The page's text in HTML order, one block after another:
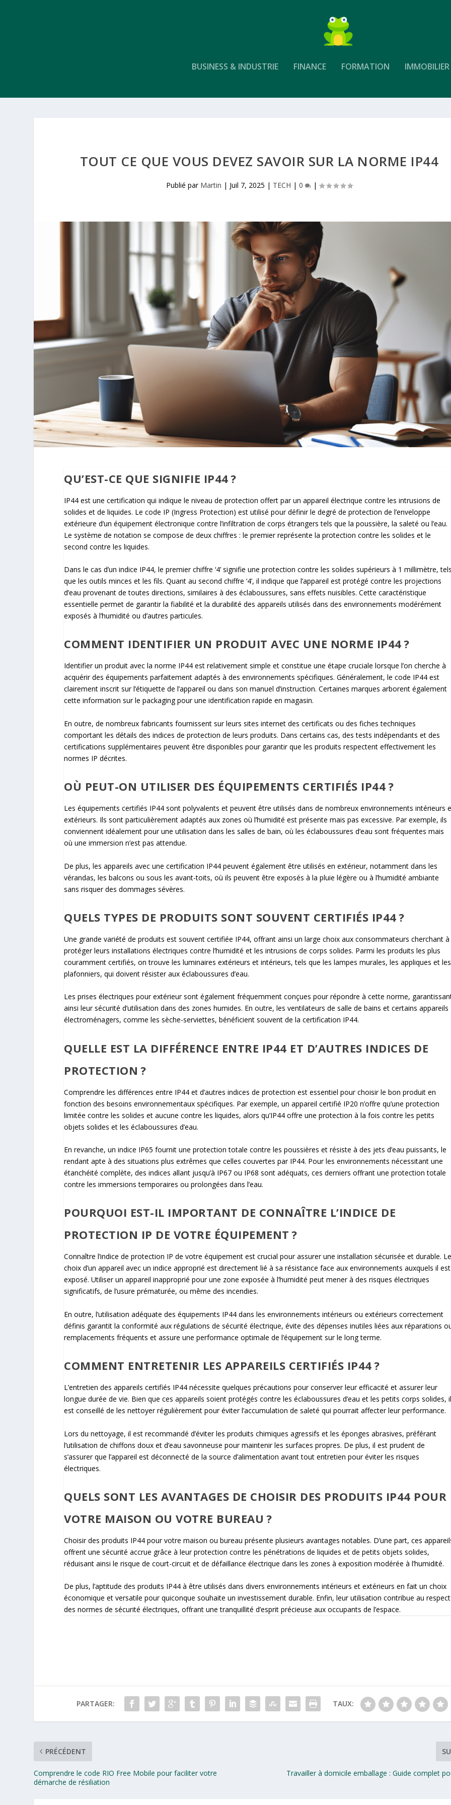
BUSINESS & INDUSTRIE FINANCE FORMATION IMMOBILIER
TOUT CE QUE VOUS DEVEZ SAVOIR SUR LA NORME IP44
Publié par Martin | Juil 7, 2025 | TECH | 0 |
QU’EST-CE QUE SIGNIFIE IP44 ?
IP44 est une certification qui indique le niveau de protection offert par un appareil électrique contre les intrusions de
solides et de liquides. Le code IP (Ingress Protection) est utilisé pour définir le degré de protection de l’enveloppe
extérieure d’un équipement électronique contre l’infiltration de corps étrangers tels que la poussière, la saleté ou l’eau.
Le système de notation se compose de deux chiffres : le premier représente la protection contre les solides et le
second contre les liquides.
Dans le cas d’un indice IP44, le premier chiffre ‘4’ signifie une protection contre les solides supérieurs à 1 millimètre,
que les outils minces et les fils. Quant au second chiffre ‘4’, il indique que l’appareil est protégé contre les projections
d’eau provenant de toutes directions, similaires à des éclaboussures, sans effets nuisibles. Cette caractéristique
essentielle permet de garantir la fiabilité et la durabilité des appareils utilisés dans des environnements modérément
exposés à l’humidité ou d’autres particules.
COMMENT IDENTIFIER UN PRODUIT AVEC UNE NORME IP44 ?
Identifier un produit avec la norme IP44 est relativement simple et constitue une étape cruciale lorsque l’on cherche à
acquérir des équipements parfaitement adaptés à des environnements spécifiques. Généralement, le code IP44 est
clairement inscrit sur l’étiquette de l’appareil ou dans son manuel d’instruction. Certaines marques arborent également
cette information sur le packaging pour une identification rapide en magasin.
En outre, de nombreux fabricants fournissent sur leurs sites internet des certificats ou des fiches techniques
comportant les détails des indices de protection de leurs produits. Dans certains cas, des tests indépendants et des
certifications supplémentaires peuvent être disponibles pour garantir que les produits respectent effectivement les
normes IP décrites.
OÙ PEUT-ON UTILISER DES ÉQUIPEMENTS CERTIFIÉS IP44 ?
Les équipements certifiés IP44 sont polyvalents et peuvent être utilisés dans de nombreux environnements intérieurs
extérieurs. Ils sont particulièrement adaptés aux zones où l’humidité est présente mais pas excessive. Par exemple, ils
conviennent idéalement pour une utilisation dans les salles de bain, où les éclaboussures d’eau sont fréquentes mais
où une immersion n’est pas attendue.
De plus, les appareils avec une certification IP44 peuvent également être utilisés en extérieur, notamment dans les
vérandas, les balcons ou sous les avant-toits, où ils peuvent être exposés à la pluie légère ou à l’humidité ambiante
sans risquer des dommages sévères.
QUELS TYPES DE PRODUITS SONT SOUVENT CERTIFIÉS IP44 ?
Une grande variété de produits est souvent certifiée IP44, offrant ainsi un large choix aux consommateurs cherchant à
protéger leurs installations électriques contre l’humidité et les intrusions de corps solides. Parmi les produits les plus
couramment certifiés, on trouve les luminaires extérieurs et intérieurs, tels que les lampes murales, les appliques et les
plafonniers, qui doivent résister aux éclaboussures d’eau.
Les prises électriques pour extérieur sont également fréquemment conçues pour répondre à cette norme,
ainsi leur sécurité d’utilisation dans des zones humides. En outre, les ventilateurs de salle de bains et certains appareils
électroménagers, comme les sèche-serviettes, bénéficient souvent de la certification IP44.
QUELLE EST LA DIFFÉRENCE ENTRE IP44 ET D’AUTRES INDICES DE
PROTECTION ?
Comprendre les différences entre IP44 et d’autres indices de protection est essentiel pour choisir le bon produit en
fonction des besoins environnementaux spécifiques. Par exemple, un appareil certifié IP20 n’offre qu’une protection
limitée contre les solides et aucune contre les liquides, alors qu’IP44 offre une protection à la fois contre les petits
objets solides et les éclaboussures d’eau.
En revanche, un indice IP65 fournit une protection totale contre les poussières et résiste à des jets d’eau puissants, le
rendant apte à des situations plus extrêmes que celles couvertes par IP44. Pour les environnements nécessitant une
étanchéité complète, des indices allant jusqu’à IP67 ou IP68 sont adéquats, ces derniers offrant une protection totale
contre les immersions temporaires ou prolongées dans l’eau.
POURQUOI EST-IL IMPORTANT DE CONNAÎTRE L’INDICE DE
PROTECTION IP DE VOTRE ÉQUIPEMENT ?
Connaître l’indice de protection IP de votre équipement est crucial pour assurer une installation sécurisée et durable.
choix d’un appareil avec un indice approprié est directement lié à sa résistance face aux environnements auxquels il est
exposé. Utiliser un appareil inapproprié pour une zone exposée à l’humidité peut mener à des risques électriques
significatifs, de l’usure prématurée, ou même des incendies.
En outre, l’utilisation adéquate des équipements IP44 dans les environnements intérieurs ou extérieurs correctement
définis garantit la conformité aux régulations de sécurité électrique, évite des dépenses inutiles liées aux réparations
remplacements fréquents et assure une performance optimale de l’équipement sur le long terme.
COMMENT ENTRETENIR LES APPAREILS CERTIFIÉS IP44 ?
L’entretien des appareils certifiés IP44 nécessite quelques précautions pour conserver leur efficacité et assurer leur
longue durée de vie. Bien que ces appareils soient protégés contre les éclaboussures d’eau et les petits corps solides,
est conseillé de les nettoyer régulièrement pour éviter l’accumulation de saleté qui pourrait affecter leur performance.
Lors du nettoyage, il est recommandé d’éviter les produits chimiques agressifs et les éponges abrasives, préférant
l’utilisation de chiffons doux et d’eau savonneuse pour maintenir les surfaces propres. De plus, il est prudent de
s’assurer que l’appareil est déconnecté de la source d’alimentation avant tout entretien pour éviter les risques
électriques.
QUELS SONT LES AVANTAGES DE CHOISIR DES PRODUITS IP44 POUR
VOTRE MAISON OU VOTRE BUREAU ?
Choisir des produits IP44 pour votre maison ou bureau présente plusieurs avantages notables. D’une part, ces
offrent une sécurité accrue grâce à leur protection contre les pénétrations de liquides et de petits objets solides,
réduisant ainsi le risque de court-circuit et de défaillance électrique dans les zones à exposition modérée à l’humidité.
De plus, l’aptitude des produits IP44 à être utilisés dans divers environnements intérieurs et extérieurs en fait un choix
économique et versatile pour quiconque souhaite un investissement durable. Enfin, leur utilisation contribue au respect
des normes de sécurité électriques, offrant une tranquillité d’esprit précieuse aux occupants de l’espace.
PARTAGER: TAUX:
PRÉCÉDENT
Comprendre le code RIO Free Mobile pour faciliter votre
démarche de résiliation
Travailler à domicile emballage : Guide complet